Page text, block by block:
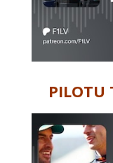
PILOTU